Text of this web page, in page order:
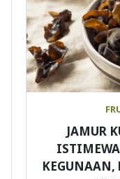
JAMUR
KEGUNAAN,